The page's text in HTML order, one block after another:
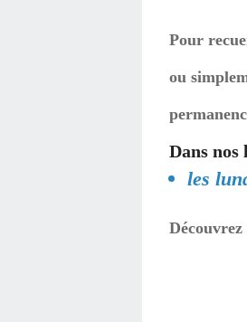
Pour
ou
Dans nos
les